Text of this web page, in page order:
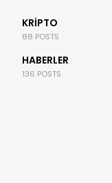
KRIPTO
88 POSTS
HABERLER
136 POSTS